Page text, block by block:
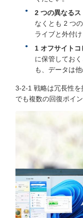
2 つの異なる
なくとも 2 つ
ライブと外付
1 オフサイトコ
に保管してお
も、データは
3-2-1 戦略は冗長性
でも複数の回復ポイ